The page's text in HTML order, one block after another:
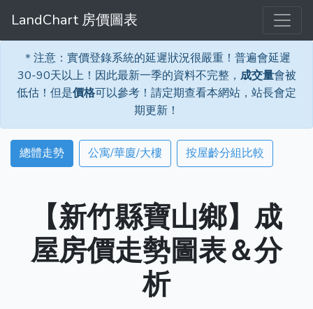
LandChart 房價圖表
＊注意：實價登錄系統的延遲狀況很嚴重！普遍會延遲
30-90天以上！因此最新一季的資料不完整， 成交量會被
低估！但是價格可以參考！請定期查看本網站，站長會定
期更新！
總體走勢 公寓/華廈/大樓 按屋齡分組比較
【新竹縣寶山鄉】成
屋房價走勢圖表＆分
析